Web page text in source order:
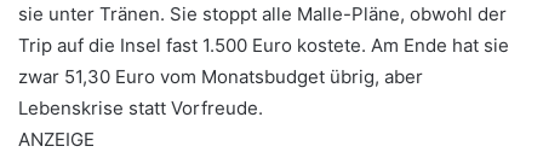
sie unter Tränen. Sie stoppt alle Malle-Pläne, obwohl der
Trip auf die Insel fast 1.500 Euro kostete. Am Ende hat sie
zwar 51,30 Euro vom Monatsbudget übrig, aber
Lebenskrise statt Vorfreude.
ANZEIGE